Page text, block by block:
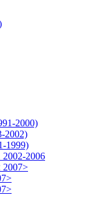
2000)
2002)
1999)
2006